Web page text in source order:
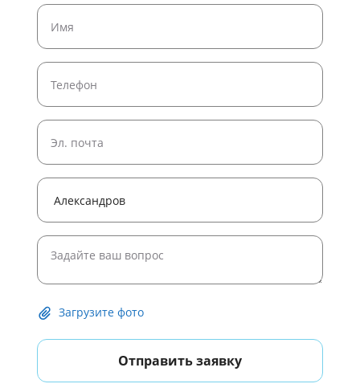
Широкоформатная печать постеров
Широкоформатная печать рулонами
Печать плакатов формата A4
Печать плакатов и постеров
Печать черно белых постеров
Печать плакатов формата A1
Печать плакатов формата A0
Печать постера 50 на 50 на заказ
Печать постеров на холсте
Загрузите фото
Отправить заявку